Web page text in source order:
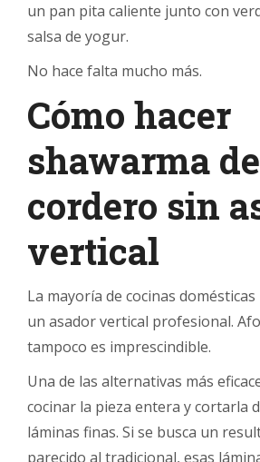
un pan pita caliente junto con
salsa de yogur.
No hace falta mucho más.
Cómo hacer
shawarma de
cordero sin
vertical
La mayoría de cocinas
un asador vertical profesional.
tampoco es imprescindible.
Una de las alternativas más
cocinar la pieza entera y cortarla
láminas finas. Si se busca un
parecido al tradicional, esas